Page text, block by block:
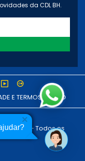
da CDL BH.
E TERMOS DE USO
Lojistas - Todos os